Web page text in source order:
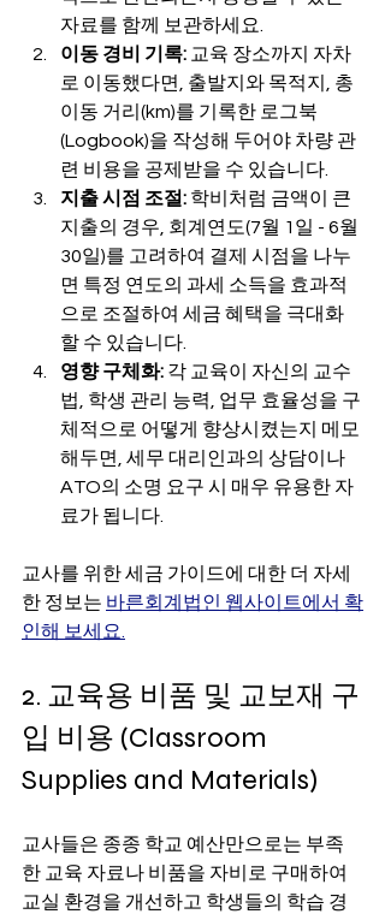
자료를 함께 보관하세요.
이동 경비 기록: 교육 장소까지 자차
로 이동했다면, 출발지와 목적지, 총
이동 거리(km)를 기록한 로그북
(Logbook)을 작성해 두어야 차량 관
련 비용을 공제받을 수 있습니다.
지출 시점 조절: 학비처럼 금액이 큰
지출의 경우, 회계연도(7월 1일 - 6월
30일)를 고려하여 결제 시점을 나누
면 특정 연도의 과세 소득을 효과적
으로 조절하여 세금 혜택을 극대화
할 수 있습니다.
영향 구체화: 각 교육이 자신의 교수
법, 학생 관리 능력, 업무 효율성을 구
체적으로 어떻게 향상시켰는지 메모
해두면, 세무 대리인과의 상담이나
ATO의 소명 요구 시 매우 유용한 자
료가 됩니다.
교사를 위한 세금 가이드에 대한 더 자세
한 정보는 바른회계법인 웹사이트에서 확
인해 보세요.
2. 교육용 비품 및 교보재 구
입 비용 (Classroom
Supplies and Materials)
교사들은 종종 학교 예산만으로는 부족
한 교육 자료나 비품을 자비로 구매하여
교실 환경을 개선하고 학생들의 학습 경